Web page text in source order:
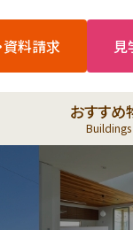
資料請求 見
おすす